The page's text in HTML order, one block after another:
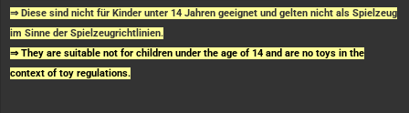
⇒ Diese sind nicht für Kinder unter 14 Jahren geeignet und gelten nicht als Spielzeug
im Sinne der Spielzeugrichtlinien.
⇒ They are suitable not for children under the age of 14 and are no toys in the
context of toy regulations.